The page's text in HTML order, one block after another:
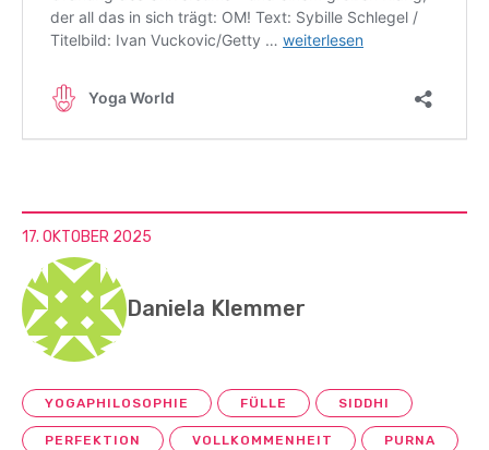
17. OKTOBER 2025
Daniela Klemmer
YOGAPHILOSOPHIE FÜLLE SIDDHI
PERFEKTION VOLLKOMMENHEIT PURNA